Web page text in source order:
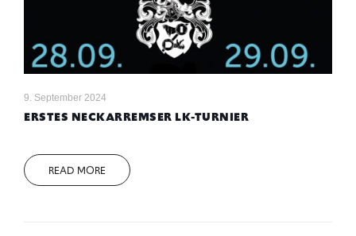
9. September 2024
ERSTES NECKARREMSER LK-TURNIER
READ MORE